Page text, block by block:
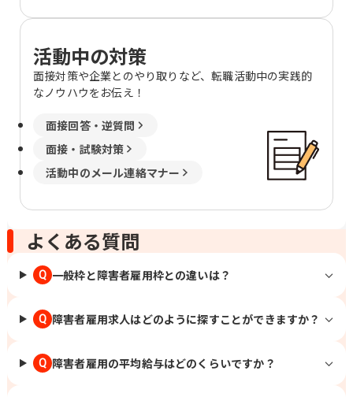
活動中の対策
面接対策や企業とのやり取りなど、転職活動中の実践的
なノウハウをお伝え！
面接回答・逆質問
面接・試験対策
活動中のメール連絡マナー
よくある質問
Q 一般枠と障害者雇用枠との違いは？
Q 障害者雇用求人はどのように探すことができますか？
Q 障害者雇用の平均給与はどのくらいですか？